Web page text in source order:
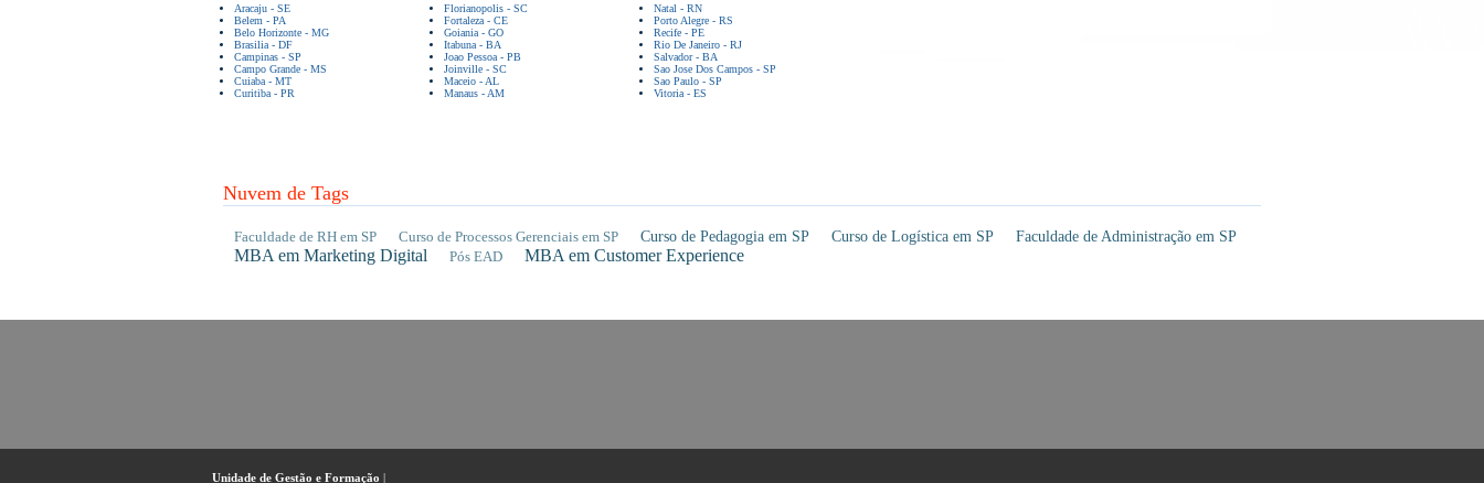
Aracaju - SE
Belem - PA
Belo Horizonte - MG
Brasilia - DF
Campinas - SP
Campo Grande - MS
Cuiaba - MT
Curitiba - PR
Florianopolis - SC
Fortaleza - CE
Goiania - GO
Itabuna - BA
Joao Pessoa - PB
Joinville - SC
Maceio - AL
Manaus - AM
Natal - RN
Porto Alegre - RS
Recife - PE
Rio De Janeiro - RJ
Salvador - BA
Sao Jose Dos Campos - SP
Sao Paulo - SP
Vitoria - ES
Nuvem de Tags
Faculdade de RH em SP Curso de Processos Gerenciais em SP Curso de Pedagogia em SP Curso de Logística em SP Faculdade de Administração em SP
MBA em Marketing Digital Pós EAD MBA em Customer Experience
Unidade de Gestão e Formação |